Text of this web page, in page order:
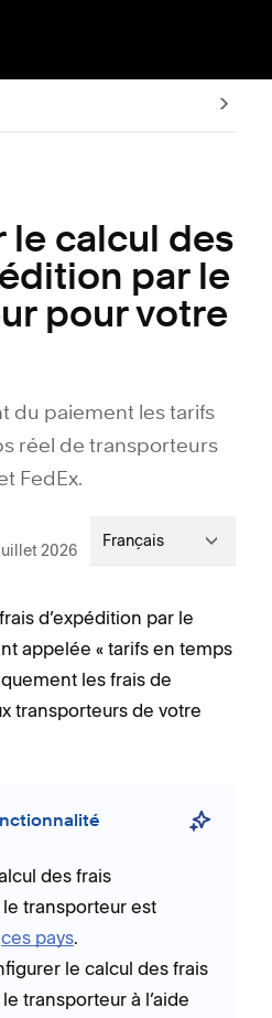
le calcul des
par le
pour votre
du paiement les tarifs
réel de transporteurs
FedEx.
2026 Français
d’expédition par le
appelée « tarifs en temps
les frais de
transporteurs de votre
des frais
transporteur est
ces pays.
le calcul des frais
transporteur à l’aide